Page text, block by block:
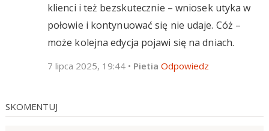
klienci i też bezskutecznie – wniosek utyka w
połowie i kontynuować się nie udaje. Cóż –
może kolejna edycja pojawi się na dniach.
7 lipca 2025, 19:44 • Pietia Odpowiedz
SKOMENTUJ